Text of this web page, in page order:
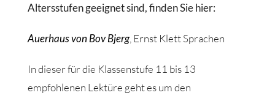
Altersstufen geeignet sind, finden Sie hier:
Auerhaus von Bov Bjerg, Ernst Klett Sprachen
In dieser für die Klassenstufe 11 bis 13
empfohlenen Lektüre geht es um den